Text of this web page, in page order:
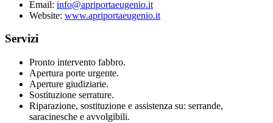
Email: info@apriportaeugenio.it
Website: www.apriportaeugenio.it
Servizi
Pronto intervento fabbro.
Apertura porte urgente.
Aperture giudiziarie.
Sostituzione serrature.
Riparazione, sostituzione e assistenza su: serrande,
saracinesche e avvolgibili.